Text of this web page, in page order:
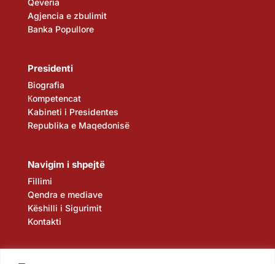
Agjencia e zbulimit
Banka Popullore
Presidenti
Biografia
Кompetencat
Kabineti i Presidentes
Republika e Maqedonisë
Navigim i shpejtë
Fillimi
Qendra e mediave
Këshilli i Sigurimit
Kontakti